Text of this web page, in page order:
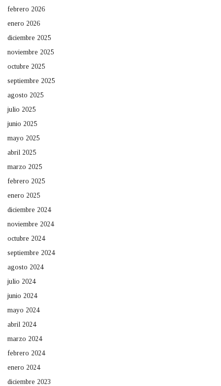
febrero 2026
enero 2026
diciembre 2025
noviembre 2025
octubre 2025
septiembre 2025
agosto 2025
julio 2025
junio 2025
mayo 2025
abril 2025
marzo 2025
febrero 2025
enero 2025
diciembre 2024
noviembre 2024
octubre 2024
septiembre 2024
agosto 2024
julio 2024
junio 2024
mayo 2024
abril 2024
marzo 2024
febrero 2024
enero 2024
diciembre 2023